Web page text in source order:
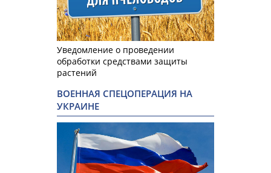
Уведомление о проведении
обработки средствами защиты
растений
ВОЕННАЯ СПЕЦОПЕРАЦИЯ НА
УКРАИНЕ